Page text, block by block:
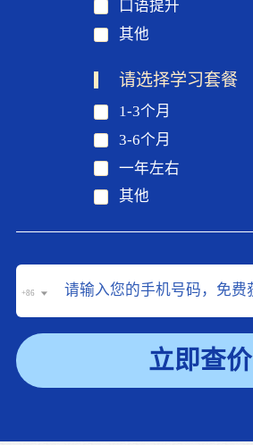
口语提升
其他
请选择学习套餐
1-3个月
3-6个月
一年左右
其他
+86
立即查价